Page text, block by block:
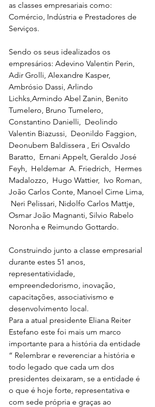
as classes empresariais como:
Comércio, Indústria e Prestadores de
Serviços.
Sendo os seus idealizados os
empresários: Adevino Valentin Perin,
Adir Grolli, Alexandre Kasper,
Ambrósio Dassi, Arlindo
Lichks,Armindo Abel Zanin, Benito
Tumelero, Bruno Tumelero,
Constantino Danielli,  Deolindo
Valentin Biazussi,  Deonildo Faggion,
Deonubem Baldissera , Eri Osvaldo
Baratto,  Ernani Appelt, Geraldo José
Feyh,  Heldemar  A. Friedrich,  Hermes
Madalozzo,  Hugo Wattier,  Ivo Roman,
João Carlos Conte, Manoel Cirne Lima,
Neri Pelissari, Nidolfo Carlos Mattje,
Osmar João Magnanti, Silvio Rabelo
Noronha e Reimundo Gottardo.
Construindo junto a classe empresarial
durante estes 51 anos,
representatividade,
empreendedorismo, inovação,
capacitações, associativismo e
desenvolvimento local.
Para a atual presidente Eliana Reiter
Estefano este foi mais um marco
importante para a história da entidade
“ Relembrar e reverenciar a história e
todo legado que cada um dos
presidentes deixaram, se a entidade é
o que é hoje forte, representativa e
com sede própria e graças ao